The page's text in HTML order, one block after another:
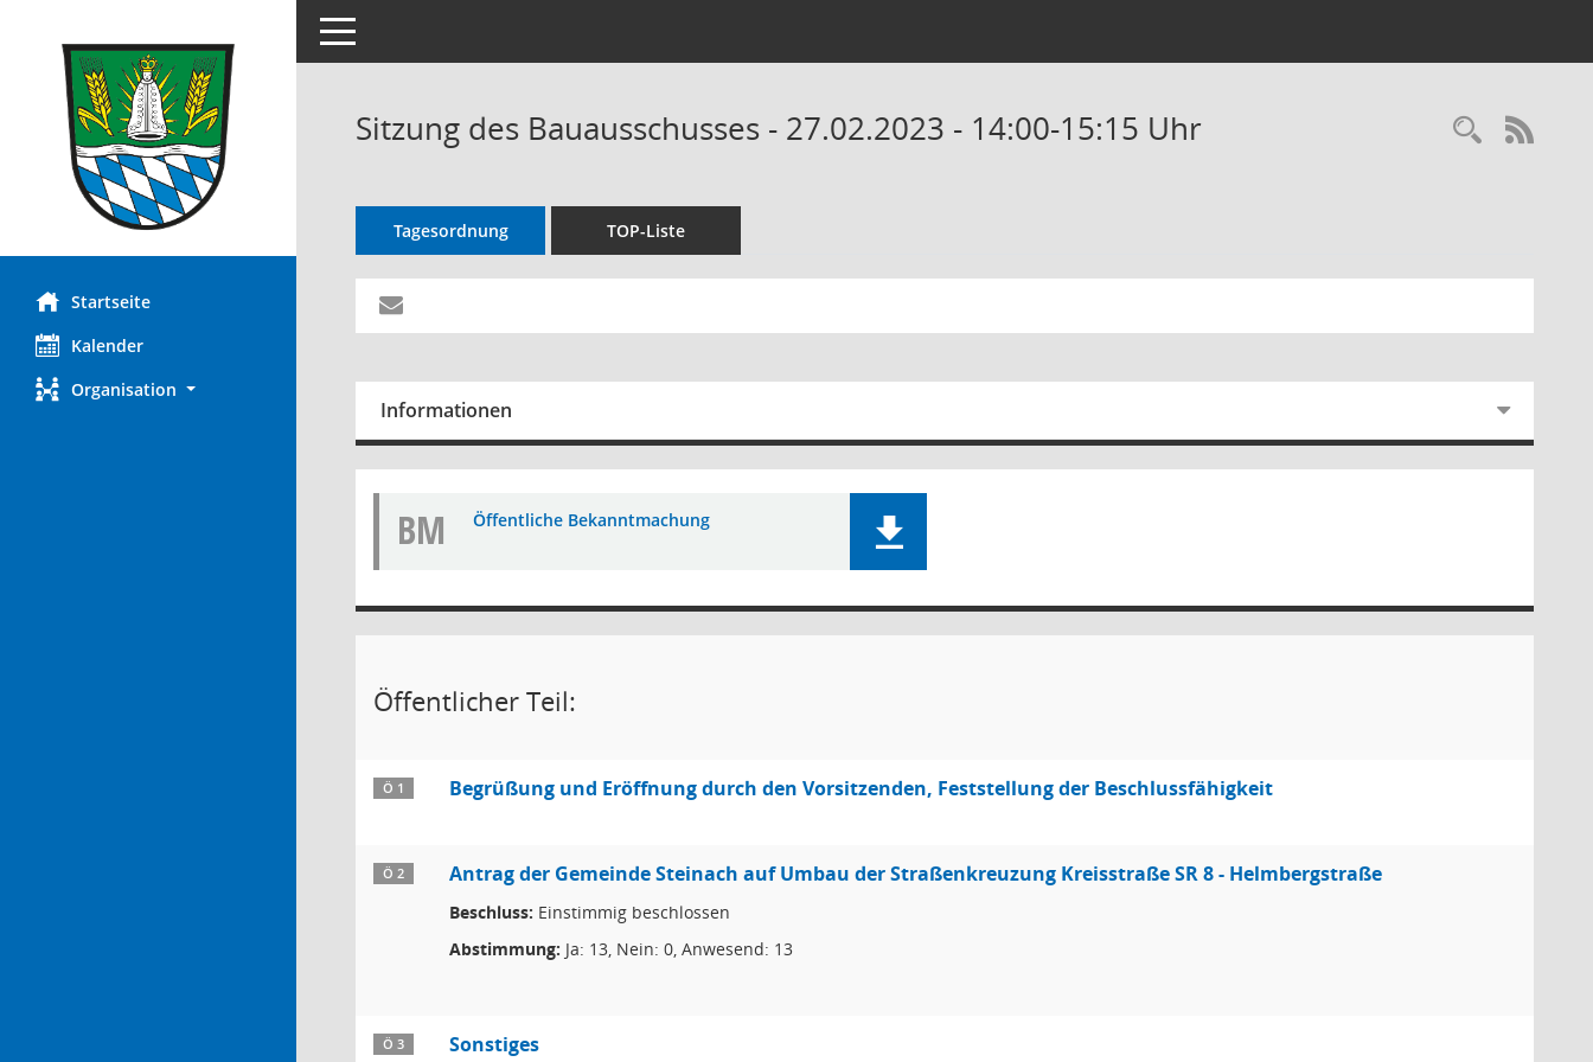
Startseite
Kalender
Organisation
Toggle navigation
Sitzung des Bauausschusses - 27.02.2023 - 14:00-15:15 Uhr
Tagesordnung TOP-Liste
Informationen
BM Öffentliche Bekanntmachung
Öffentlicher Teil:
Ö 1 Begrüßung und Eröffnung durch den Vorsitzenden, Feststellung der Beschlussfähigkeit
Ö 2 Antrag der Gemeinde Steinach auf Umbau der Straßenkreuzung Kreisstraße SR 8 - Helmbergstraße
Beschluss: Einstimmig beschlossen
Abstimmung: Ja: 13, Nein: 0, Anwesend: 13
Ö 3 Sonstiges